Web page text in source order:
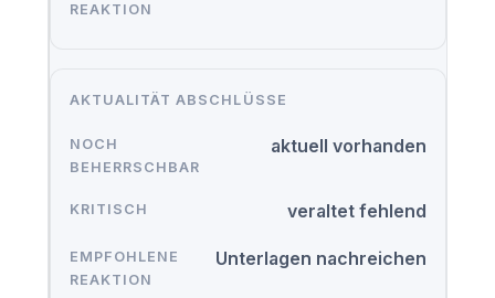
AKTUALITÄT ABSCHLÜSSE
aktuell vorhanden
veraltet fehlend
Unterlagen nachreichen